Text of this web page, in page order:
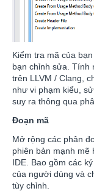
Kiểm tra mã của
bạn chỉnh sửa. Tính
trên LLVM / Clang,
như vi phạm kiểu,
suy ra thông qua
Đoạn mã
Mở rộng các phân
phiên bản mạnh
IDE. Bao gồm các
của người dùng và
tùy chỉnh.